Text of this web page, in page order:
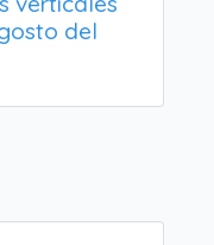
del